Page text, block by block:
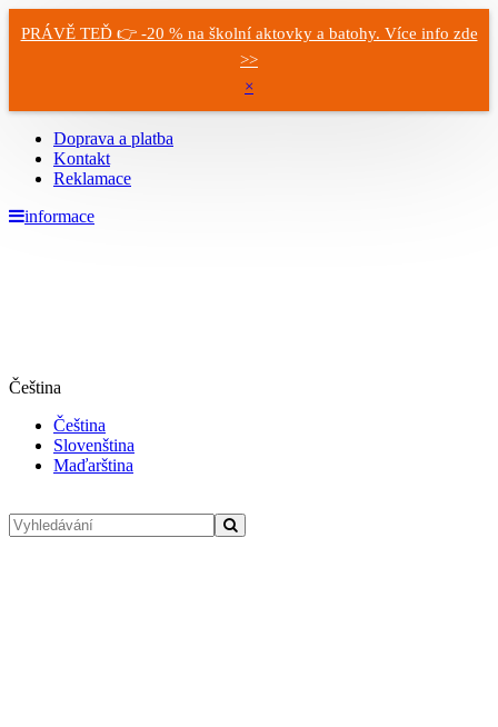
PRÁVĚ TEĎ 👉 -20 % na školní aktovky a batohy. Více info zde
>>
×
Doprava a platba
Kontakt
Reklamace
informace
Čeština
Čeština
Slovenština
Maďarština